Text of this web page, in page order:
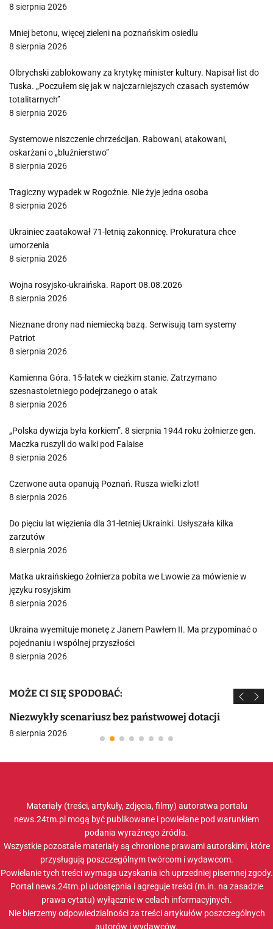
8 sierpnia 2026
Mniej betonu, więcej zieleni na poznańskim osiedlu
8 sierpnia 2026
Olbrychski zablokowany za krytykę minister kultury. Napisał list do
Tuska. „Poczułem się jak w najczarniejszych czasach systemów
totalitarnych”
8 sierpnia 2026
Systemowe niszczenie chrześcijan. Rabowani, atakowani,
oskarżani o „bluźnierstwo”
8 sierpnia 2026
Tragiczny wypadek w Rogoźnie. Nie żyje jedna osoba
8 sierpnia 2026
Ukrainiec zaatakował 71-letnią zakonnicę. Prokuratura chce
umorzenia
8 sierpnia 2026
Wojna rosyjsko-ukraińska. Raport 08.08.2026
8 sierpnia 2026
Nieznane drony nad niemiecką bazą. Serwisują tam systemy
Patriot
8 sierpnia 2026
Kamienna Góra. 15-latek w cieżkim stanie. Zatrzymano
szesnastoletniego podejrzanego o atak
8 sierpnia 2026
„Polska dywizja była korkiem”. 8 sierpnia 1944 roku żołnierze gen.
Maczka ruszyli do walki pod Falaise
8 sierpnia 2026
Czerwone auta opanują Poznań. Rusza wielki zlot!
8 sierpnia 2026
Do pięciu lat więzienia dla 31-letniej Ukrainki. Usłyszała kilka
zarzutów
8 sierpnia 2026
Matka ukraińskiego żołnierza pobita we Lwowie za mówienie w
języku rosyjskim
8 sierpnia 2026
Ukraina wyemituje monetę z Janem Pawłem II. Ma przypominać o
pojednaniu i wspólnej przyszłości
8 sierpnia 2026
MOŻE CI SIĘ SPODOBAĆ:
Niezwykły scenariusz bez państwowej dotacji
8 sierpnia 2026
Materiały (treści, artykuły, zdjęcia, filmy) autorstwa portalu
news.24tm.pl mogą być publikowane i powielane pod warunkiem
podania wyraźnego źródła.
Wszystkie pozostałe materiały są chronione prawami autorskimi, które
przysługują poszczególnym twórcom i wydawcom.
Powielanie tych treści wymaga uzyskania ich uprzedniej pisemnej zgody.
Portal news.24tm.pl udostępnia i agreguje treści (m.in. na zasadzie
prawa cytatu) wyłącznie w celach informacyjnych.
Nie bierzemy odpowiedzialności za treści artykułów poszczególnych
autorów i wydawców.